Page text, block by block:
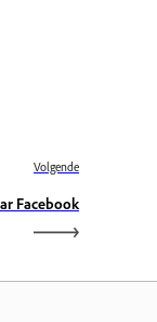
Volgende
Facebook